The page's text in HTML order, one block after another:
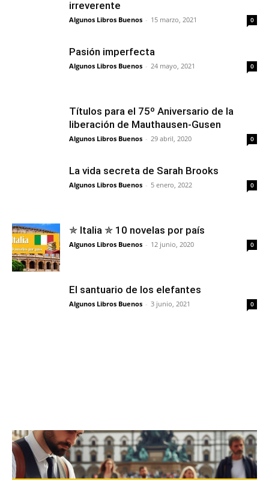
irreverente
Algunos Libros Buenos - 15 marzo, 2021 0
Pasión imperfecta
Algunos Libros Buenos - 24 mayo, 2021 0
Títulos para el 75º Aniversario de la
liberación de Mauthausen-Gusen
Algunos Libros Buenos - 29 abril, 2020 0
La vida secreta de Sarah Brooks
Algunos Libros Buenos - 5 enero, 2022 0
✯ Italia ✯ 10 novelas por país
Algunos Libros Buenos - 12 junio, 2020 0
El santuario de los elefantes
Algunos Libros Buenos - 3 junio, 2021 0